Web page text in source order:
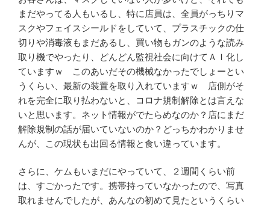
まだやってる人もいるし、特に店員は、全員がっちりマ
スクやフェイスシールドをしていて、プラスチックの仕
切りや消毒液もまだあるし、買い物もガンのような読み
取り機でやったり、どんどん監視社会に向けてＡＩ化し
ていますｗ このあいだその機械なかったでしょーとい
うくらい、最新の装置を取り入れていますｗ 店側がそ
れを完全に取り払わないと、コロナ規制解除とは言えな
いと思います。ネット情報がでたらめなのか？店にまだ
解除規制の話が届いていないのか？どっちかわかりませ
んが、この現状も出回る情報と食い違っています。
さらに、ケムもいまだにやっていて、２週間くらい前
は、すごかったです。携帯持っていなかったので、写真
取れませんでしたが、あんなの初めて見たというくらい